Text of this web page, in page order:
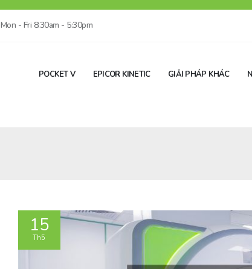
Mon - Fri 8:30am - 5:30pm
POCKET V EPICOR KINETIC GIẢI PHÁP KHÁC
15
Th5